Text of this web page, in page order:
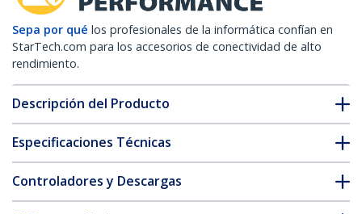
Sepa por qué los profesionales de la informática confían en
StarTech.com para los accesorios de conectividad de alto
rendimiento.
Descripción del Producto
Especificaciones Técnicas
Controladores y Descargas